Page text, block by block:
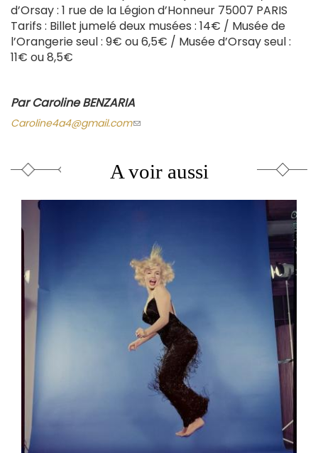
d’Orsay : 1 rue de la Légion d’Honneur 75007 PARIS
Tarifs : Billet jumelé deux musées : 14€ / Musée de
l’Orangerie seul : 9€ ou 6,5€ / Musée d’Orsay seul :
11€ ou 8,5€
Par Caroline BENZARIA
Caroline4a4@gmail.com(le
courriel)
A voir aussi